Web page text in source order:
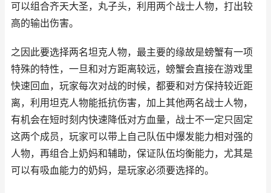
可以组合齐天大圣，丸子头，利用两个战士人物，打出较
高的输出伤害。
之因此要选择两名坦克人物，最主要的缘故是螃蟹有一项
特殊的特性，一旦和对方距离较远，螃蟹会直接在游戏里
快速回血，玩家每次对战的时候，都要和对方保持较近距
离，利用坦克人物能抵抗伤害，加上其他两名战士人物，
有机会在短时刻内快速降低对方血量，战士不一定只固定
这两个成员，玩家可以带上自己队伍中爆发能力相对强的
人物，再组合上奶妈和辅助，保证队伍均衡能力，尤其是
可以有吸血能力的奶妈，是玩家必须要选择的。